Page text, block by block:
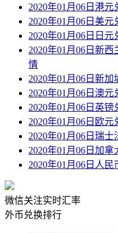
2020年01月06日港
2020年01月06日美
2020年01月06日日
2020年01月06日新
情
2020年01月06日新
2020年01月06日澳
2020年01月06日英
2020年01月06日欧
2020年01月06日瑞
2020年01月06日加
2020年01月06日人
微信关注实时汇率
外币兑换排行